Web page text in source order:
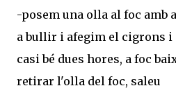
-posem una olla al foc amb
a bullir i afegim el cigrons i
casi bé dues hores, a foc
retirar l'olla del foc, saleu